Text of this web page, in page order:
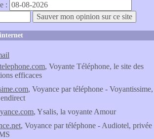
:
, Voyante Téléphone, le site des
efficaces
, Voyance par téléphone - Voyantissime,
, Ysalis, la voyante Amour
, Voyance par téléphone - Audiotel, privée